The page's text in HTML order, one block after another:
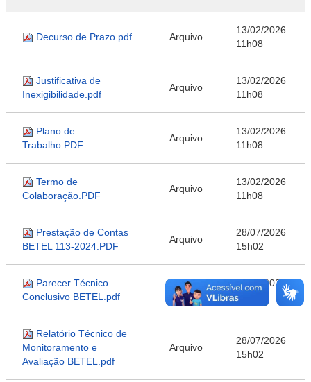
Decurso de Prazo.pdf Arquivo
13/02/2026
11h08
Justificativa de
Inexigibilidade.pdf
Arquivo
13/02/2026
11h08
Plano de
Trabalho.PDF
Arquivo
13/02/2026
11h08
Termo de
Colaboração.PDF
Arquivo
13/02/2026
11h08
Prestação de Contas
BETEL 113-2024.PDF
Arquivo
28/07/2026
15h02
Parecer Técnico
Conclusivo BETEL.pdf
Arquivo
28/07/2026
15h02
Relatório Técnico de
Monitoramento e
Avaliação BETEL.pdf
Arquivo
28/07/2026
15h02